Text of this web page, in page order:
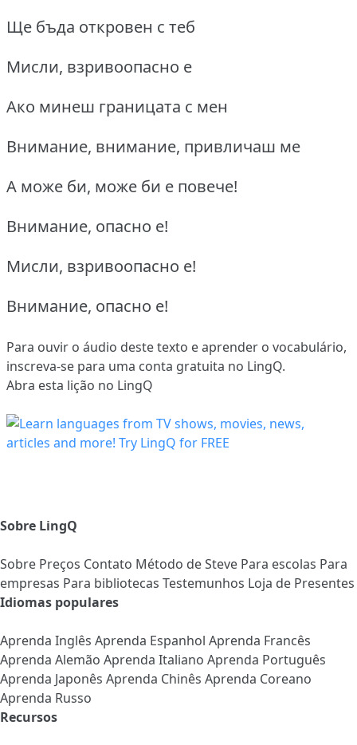
Ще бъда откровен с теб
Мисли, взривоопасно е
Ако минеш границата с мен
Внимание, внимание, привличаш ме
А може би, може би е повече!
Внимание, опасно е!
Мисли, взривоопасно е!
Внимание, опасно е!
Para ouvir o áudio deste texto e aprender o vocabulário,
inscreva-se para uma conta gratuita no LingQ.
Abra esta lição no LingQ
Sobre LingQ
Sobre Preços Contato Método de Steve Para escolas Para
empresas Para bibliotecas Testemunhos Loja de Presentes
Idiomas populares
Aprenda Inglês Aprenda Espanhol Aprenda Francês
Aprenda Alemão Aprenda Italiano Aprenda Português
Aprenda Japonês Aprenda Chinês Aprenda Coreano
Aprenda Russo
Recursos